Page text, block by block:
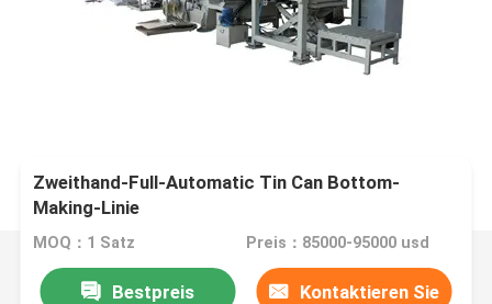
Zweithand-Full-Automatic Tin Can Bottom-
Making-Linie
MOQ：1 Satz Preis：85000-95000 usd
Bestpreis Kontaktieren Sie